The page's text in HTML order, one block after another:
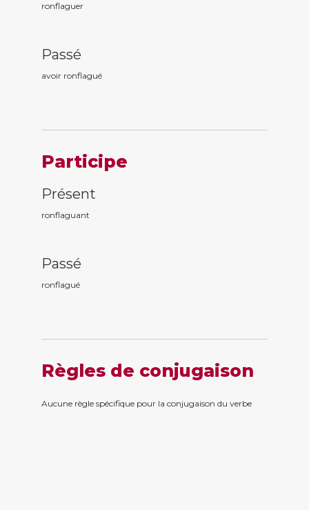
ronflaguer
Passé
avoir ronflagué
Participe
Présent
ronflaguant
Passé
ronflagué
Règles de conjugaison
Aucune règle spécifique pour la conjugaison du verbe